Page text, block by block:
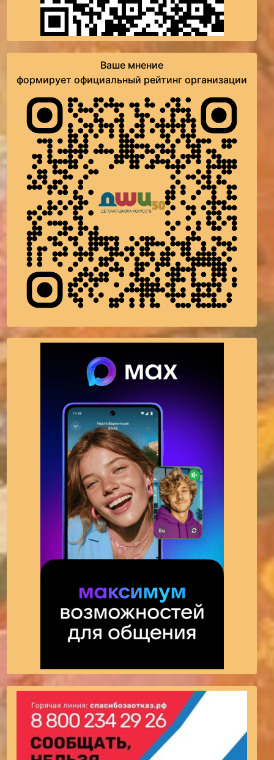
Ваше мнение
формирует официальный рейтинг организации